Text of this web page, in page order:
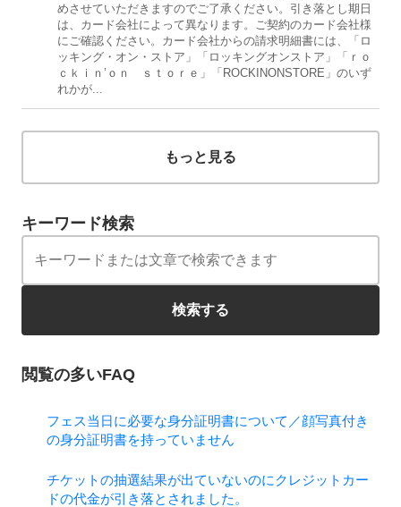
めさせていただきますのでご了承ください。引き落とし期日
は、カード会社によって異なります。ご契約のカード会社様
にご確認ください。カード会社からの請求明細書には、「ロ
ッキング・オン・ストア」「ロッキングオンストア」「ｒｏ
ｃｋｉｎ’ｏｎ ｓｔｏｒｅ」「ROCKINONSTORE」のいず
れかが...
もっと見る
キーワード検索
検索する
閲覧の多いFAQ
フェス当日に必要な身分証明書について／顔写真付き
の身分証明書を持っていません
チケットの抽選結果が出ていないのにクレジットカー
ドの代金が引き落とされました。